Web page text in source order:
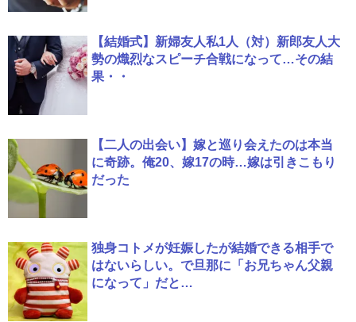
【結婚式】新婦友人私1人（対）新郎友人大
勢の熾烈なスピーチ合戦になって…その結
果・・
【二人の出会い】嫁と巡り会えたのは本当
に奇跡。俺20、嫁17の時…嫁は引きこもり
だった
独身コトメが妊娠したが結婚できる相手で
はないらしい。で旦那に「お兄ちゃん父親
になって」だと…